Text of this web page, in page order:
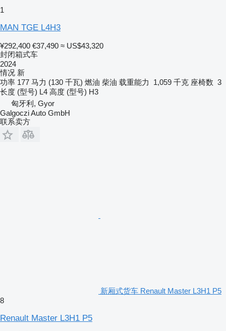
1
MAN TGE L4H3
¥292,400 €37,490 ≈ US$43,320
封闭箱式车
2024
情况 新
功率 177 马力 (130 千瓦) 燃油 柴油 载重能力 1,059 千克 座椅数 3
长度 (型号) L4 高度 (型号) H3
匈牙利, Gyor
Galgoczi Auto GmbH
联系卖方
新厢式货车 Renault Master L3H1 P5
8
Renault Master L3H1 P5